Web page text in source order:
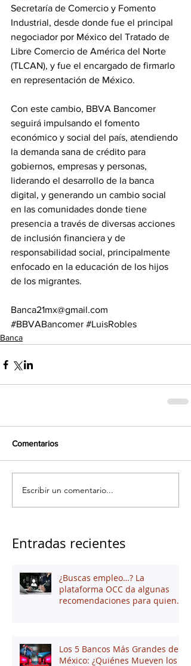
Secretaría de Comercio y Fomento
Industrial, desde donde fue el principal
negociador por México del Tratado de
Libre Comercio de América del Norte
(TLCAN), y fue el encargado de firmarlo
en representación de México.
Con este cambio, BBVA Bancomer
seguirá impulsando el fomento
económico y social del país, atendiendo
la demanda sana de crédito para
gobiernos, empresas y personas,
liderando el desarrollo de la banca
digital, y generando un cambio social
en las comunidades donde tiene
presencia a través de diversas acciones
de inclusión financiera y de
responsabilidad social, principalmente
enfocado en la educación de los hijos
de los migrantes.
Banca21mx@gmail.com
#BBVABancomer #LuisRobles
Banca
Comentarios
Escribir un comentario...
Entradas recientes
¿Buscas empleo…? La
plataforma OCC da algunas
recomendaciones para quienes
Los 5 Bancos Más Grandes de
México: ¿Quiénes Mueven los